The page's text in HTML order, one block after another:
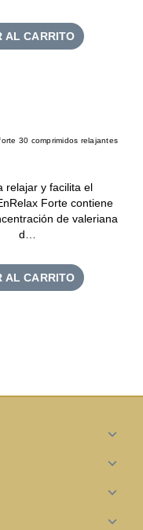
AL CARRITO
30 comprimidos relajantes
relajar y facilita el
Forte contiene
de valeriana
d…
AL CARRITO